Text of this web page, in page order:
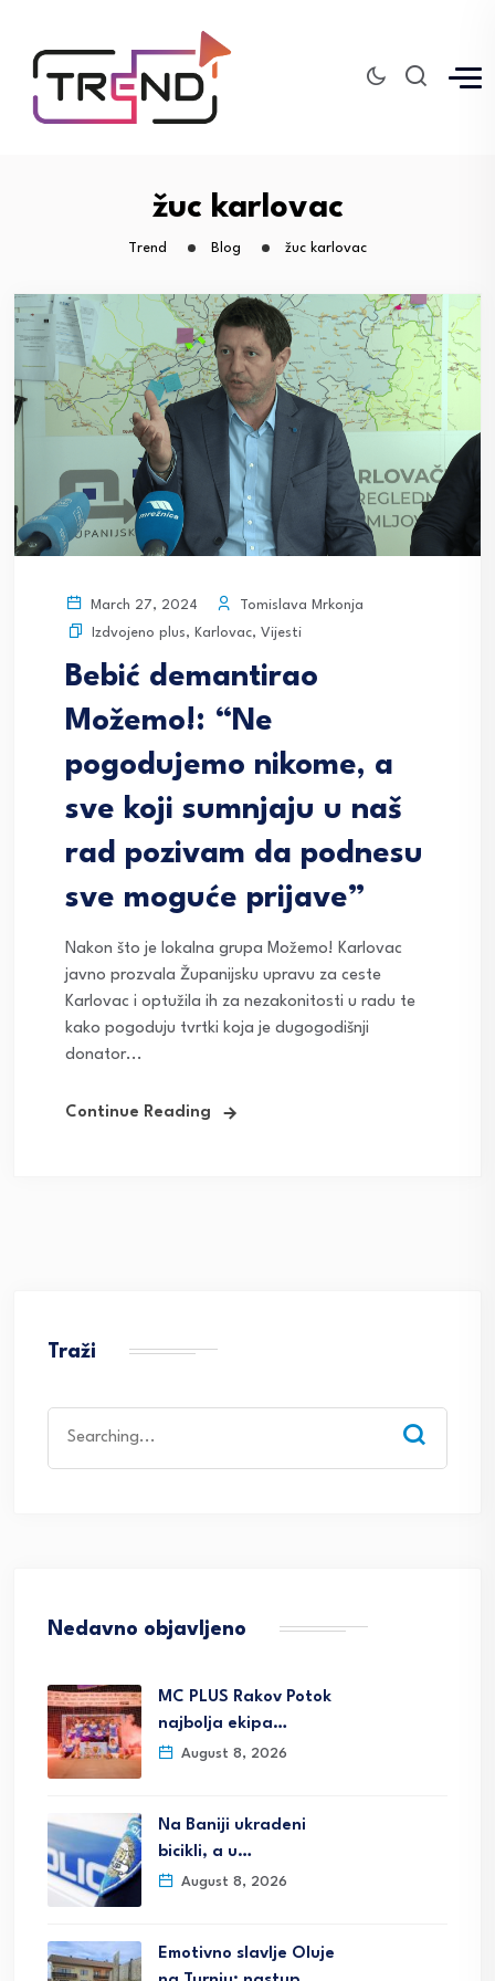
žuc karlovac
Trend Blog žuc karlovac
March 27, 2024
Tomislava Mrkonja
Izdvojeno plus, Karlovac, Vijesti
Bebić demantirao
Možemo!: “Ne
pogodujemo nikome, a
sve koji sumnjaju u naš
rad pozivam da podnesu
sve moguće prijave”
Nakon što je lokalna grupa Možemo! Karlovac
javno prozvala Županijsku upravu za ceste
Karlovac i optužila ih za nezakonitosti u radu te
kako pogoduju tvrtki koja je dugogodišnji
donator...
Continue Reading
Traži
for:
Nedavno objavljeno
MC PLUS Rakov Potok
najbolja ekipa…
August 8, 2026
Na Baniji ukradeni
bicikli, a u…
August 8, 2026
Emotivno slavlje Oluje